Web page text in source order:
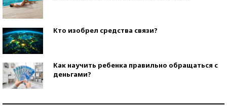
Кто изобрел средства связи?
Как научить ребенка правильно обращаться с
деньгами?